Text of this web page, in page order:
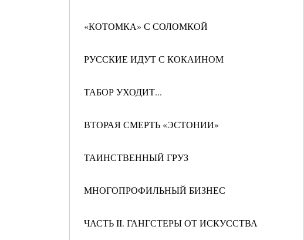
«КОТОМКА» С СОЛОМКОЙ
РУССКИЕ ИДУТ С КОКАИНОМ
ТАБОР УХОДИТ...
ВТОРАЯ СМЕРТЬ «ЭСТОНИИ»
ТАИНСТВЕННЫЙ ГРУЗ
МНОГОПРОФИЛЬНЫЙ БИЗНЕС
ЧАСТЬ II. ГАНГСТЕРЫ ОТ ИСКУССТВА